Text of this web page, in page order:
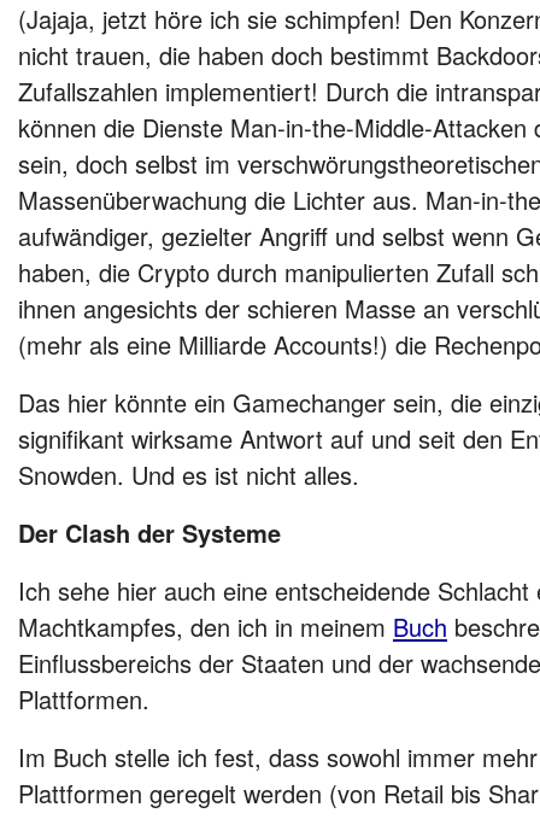
(Jajaja, jetzt höre ich sie schimpfen! Den
nicht trauen, die haben doch bestimmt
Zufallszahlen implementiert! Durch die
können die Dienste Man-in-the-Middle-
sein, doch selbst im
Massenüberwachung die Lichter aus. Man-in-
aufwändiger, gezielter Angriff und selbst wenn
haben, die Crypto durch manipulierten Zufall
ihnen angesichts der schieren Masse an
(mehr als eine Milliarde Accounts!) die
Das hier könnte ein Gamechanger sein, die
signifikant wirksame Antwort auf und seit den
Snowden. Und es ist nicht alles.
Der Clash der Systeme
Ich sehe hier auch eine entscheidende
Machtkampfes, den ich in meinem Buch
Einflussbereichs der Staaten und der
Plattformen.
Im Buch stelle ich fest, dass sowohl immer
Plattformen geregelt werden (von Retail bis